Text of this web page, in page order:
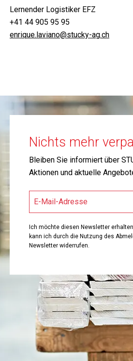
Lernender Logistiker EFZ
+41 44 905 95 95
enrique.laviano@stucky-ag.ch
Nichts mehr
Bleiben Sie informiert über
Aktionen und aktuelle
Ich möchte diesen Newsletter
kann ich durch die Nutzung des
Newsletter widerrufen.